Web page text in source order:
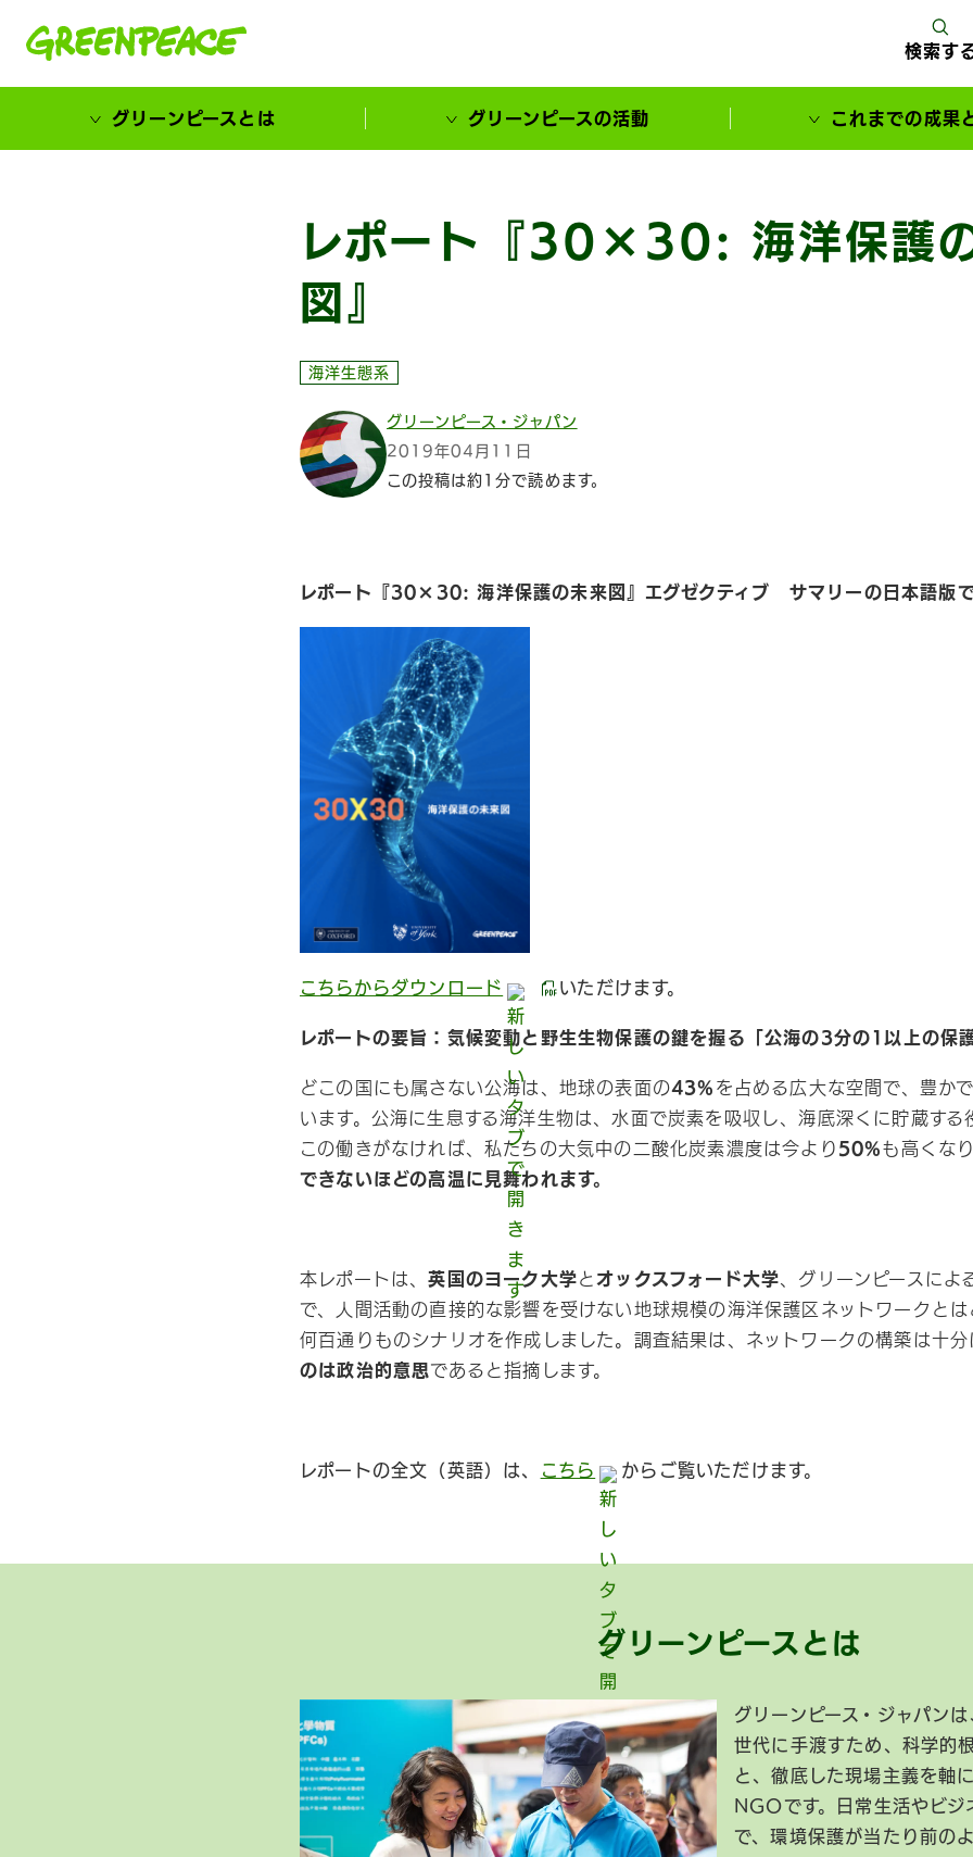
検索す
グリーンピースとは グリーンピースの活動 これまでの成果
レポート『30×30: 海洋保護
図』
海洋生態系
グリーンピース・ジャパン
2019年04月11日
この投稿は約1分で読めます。
レポート『30×30: 海洋保護の未来図』エグゼクティブ サマリーの日本語版
こちらからダウンロード いただけます。
レポートの要旨：気候変動と野生生物保護の鍵を握る「公海の3分の1以上の保
どこの国にも属さない公海は、地球の表面の43% を占める広大な空間で、豊か
います。公海に生息する海洋生物は、水面で炭素を吸収し、海底深くに貯蔵する
この働きがなければ、私たちの大気中の二酸化炭素濃度は今より 50%も高くな
できないほどの高温に見舞われます。
本レポートは、英国のヨーク大学と オックスフォード大学 、グリーンピースに
で、人間活動の直接的な影響を受けない地球規模の海洋保護区ネットワークと
何百通りものシナリオを作成しました。調査結果は、ネットワークの構築は十
のは政治的意思であると指摘します。
レポートの全文（英語）は、 こちら からご覧いただけます。
グリーンピースとは
グリーンピース・ジャパン
世代に手渡すため、科学的
と、徹底した現場主義を軸
NGOです。日常生活やビジ
で、環境保護が当たり前の